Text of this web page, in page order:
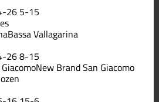
-26 5-15
Bassa Vallagarina
-268-15
New Brand San Giacomo